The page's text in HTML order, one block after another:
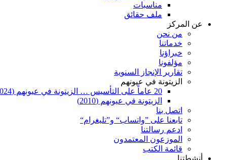
مناسبات
ملف حقائق
عن المركز
من نحن
خدماتنا
خبراؤنا
مؤلفونا
تقارير الإنجاز السنوية
الزيتونة في عيونهم
20 عاماً على التأسيس … الزيتونة في عيونهم (2024)
الزيتونة في عيونهم (2010)
اتصل بنا
تابعنا على ”واتساب“ و”تليغرام“
ادعم رسالتنا
الموزعون المعتمدون
قائمة الكتب
أنشطتنا